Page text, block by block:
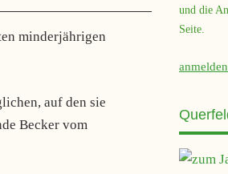
minderjährigen
auf den sie
Becker vom
und die
Seite.
anmelden